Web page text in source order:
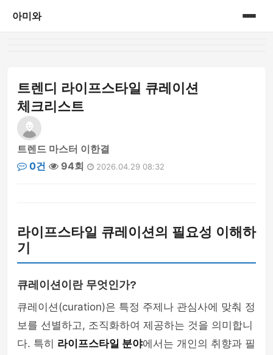
아미와
트렌디 라이프스타일 큐레이션
체크리스트
트렌드 마스터 이한결
0건
94회 2026.04.29 08:32
라이프스타일 큐레이션의 필요성 이해하
기
큐레이션이란 무엇인가?
큐레이션(curation)은 특정 주제나 관심사에 맞춰 정
보를 선별하고, 조직화하여 제공하는 것을 의미합니
다. 특히 라이프스타일 분야에서는 개인의 취향과 필